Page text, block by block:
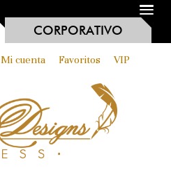
MENU
CORPORATIVO
Mi cuenta Favoritos VIP